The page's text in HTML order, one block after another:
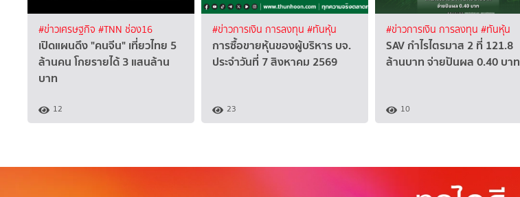
#ข่าวเศรษฐกิจ #TNN ช่อง16
เปิดแผนดึง "คนจีน" เที่ยวไทย 5
ล้านคน โกยรายได้ 3 แสนล้าน
บาท
12
#ข่าวการเงิน การลงทุน #ทันหุ้น
การซื้อขายหุ้นของผู้บริหาร บจ.
ประจำวันที่ 7 สิงหาคม 2569
23
#ข่าวการเงิน การลงทุน #ทันหุ้น
SAV กำไรไตรมาส 2 ที่ 121.8
ล้านบาท จ่ายปันผล 0.40 บาท
10